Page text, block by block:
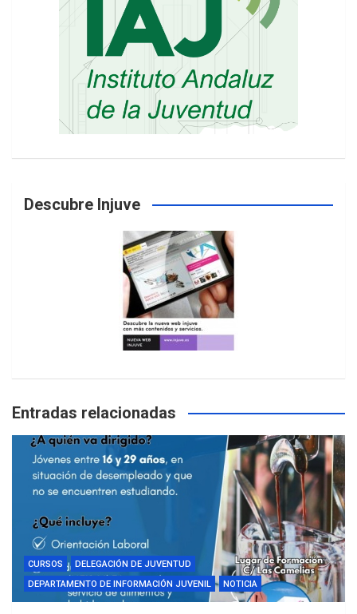
Descubre Injuve
Entradas relacionadas
CURSOS
DELEGACIÓN DE JUVENTUD
DEPARTAMENTO DE INFORMACIÓN JUVENIL
NOTICIA